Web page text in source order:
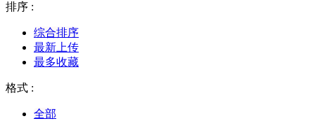
排序 :
综合排序
最新上传
最多收藏
格式 :
全部